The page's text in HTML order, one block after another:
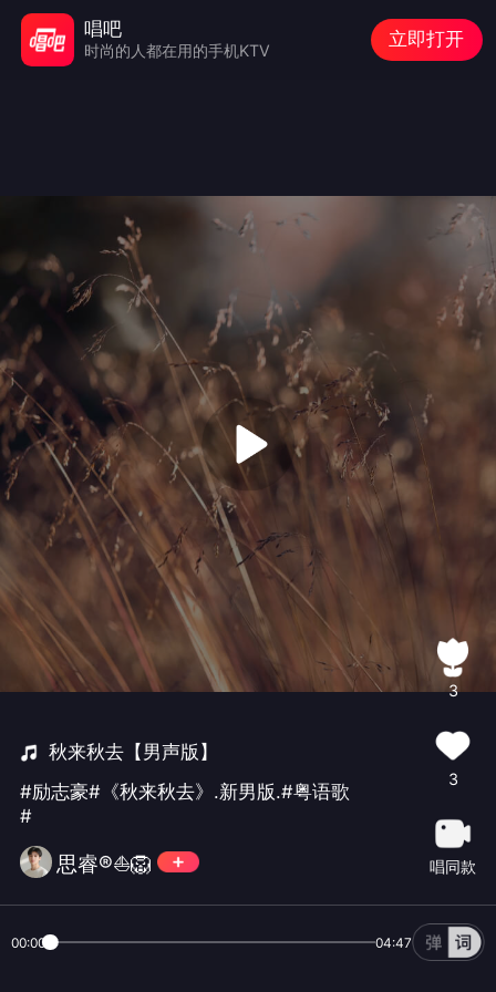
秋来秋去【男声版】
#励志豪#《秋来秋去》.新男版.#粤语歌
#
思睿®️⛵🦁
3
3
唱同款
00:00 04:47
唱吧
时尚的人都在用的手机KTV
立即打开